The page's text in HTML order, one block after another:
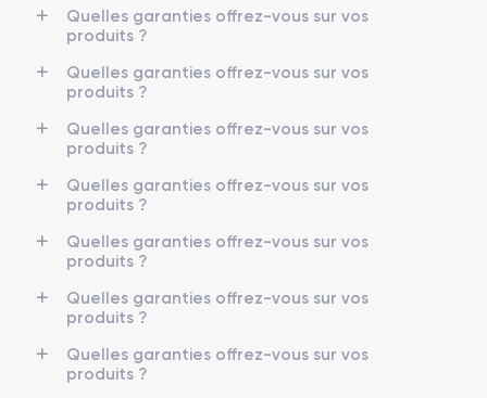
Quelles garanties offrez-vous sur vos
produits ?
Quelles garanties offrez-vous sur vos
produits ?
Quelles garanties offrez-vous sur vos
produits ?
Quelles garanties offrez-vous sur vos
produits ?
Quelles garanties offrez-vous sur vos
produits ?
Quelles garanties offrez-vous sur vos
produits ?
Quelles garanties offrez-vous sur vos
produits ?